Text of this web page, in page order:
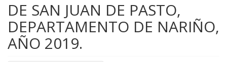
DE SAN JUAN DE PASTO,
DEPARTAMENTO DE NARIÑO,
AÑO 2019.